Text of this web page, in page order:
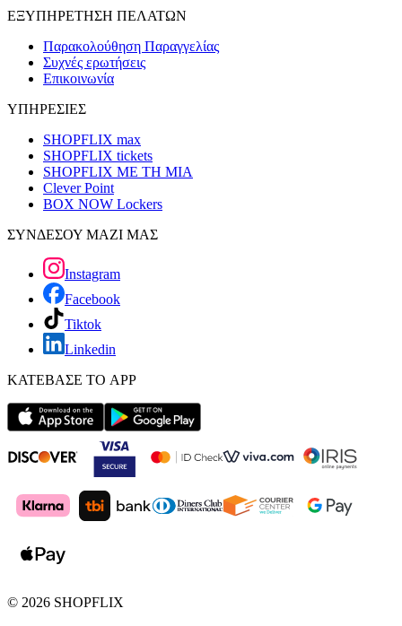
ΕΞΥΠΗΡΕΤΗΣΗ ΠΕΛΑΤΩΝ
Παρακολούθηση Παραγγελίας
Συχνές ερωτήσεις
Επικοινωνία
ΥΠΗΡΕΣΙΕΣ
SHOPFLIX max
SHOPFLIX tickets
SHOPFLIX ΜΕ ΤΗ ΜΙΑ
Clever Point
BOX NOW Lockers
ΣΥΝΔΕΣΟΥ ΜΑΖΙ ΜΑΣ
Instagram
Facebook
Tiktok
Linkedin
ΚΑΤΕΒΑΣΕ ΤΟ APP
© 2026 SHOPFLIX